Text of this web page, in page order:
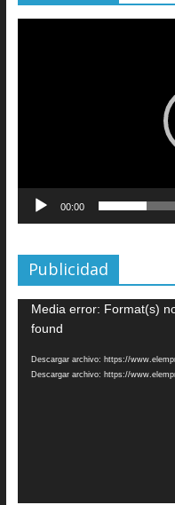
00:00
Publicidad
Reproductor
Media error: Format(s)
found
Descargar archivo: https://
Descargar archivo: https://